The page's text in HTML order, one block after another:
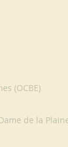
(OCBE)
de la